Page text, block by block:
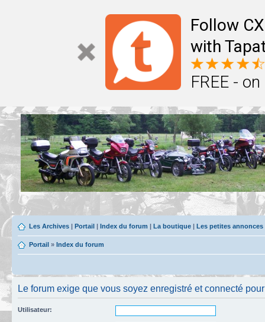
Follow
with
FREE -
Les Archives | Portail | Index du forum | La boutique | Les petites
Portail » Index du forum
Le forum exige que vous soyez enregistré et connecté
Utilisateur: